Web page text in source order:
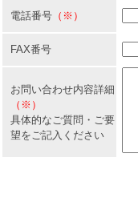
電話番号 （※）
FAX番号
お問い合わせ内容詳細
（※）
具体的なご質問・ご要
望をご記入ください